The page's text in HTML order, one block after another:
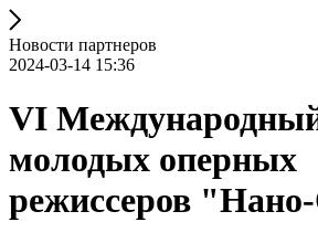
Новости партнеров
2024-03-14 15:36
VI
молодых оперных
режиссеров